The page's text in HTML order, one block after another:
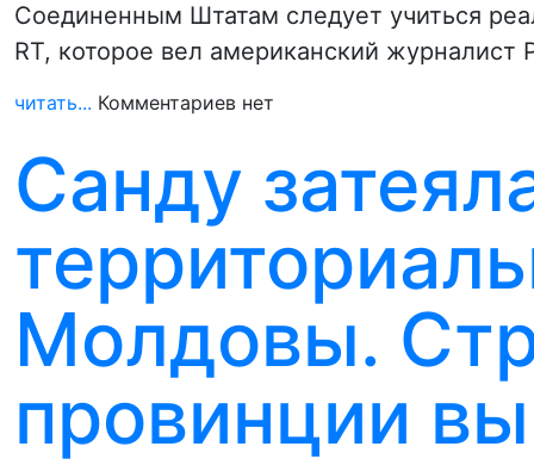
Соединенным Штатам следует учиться
RT, которое вел американский
читать... Комментариев нет
Санду
Молдовы.
провинции